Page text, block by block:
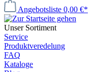
Angebotsliste 0,00 €*
Unser Sortiment
Service
Produktveredelung
FAQ
Kataloge